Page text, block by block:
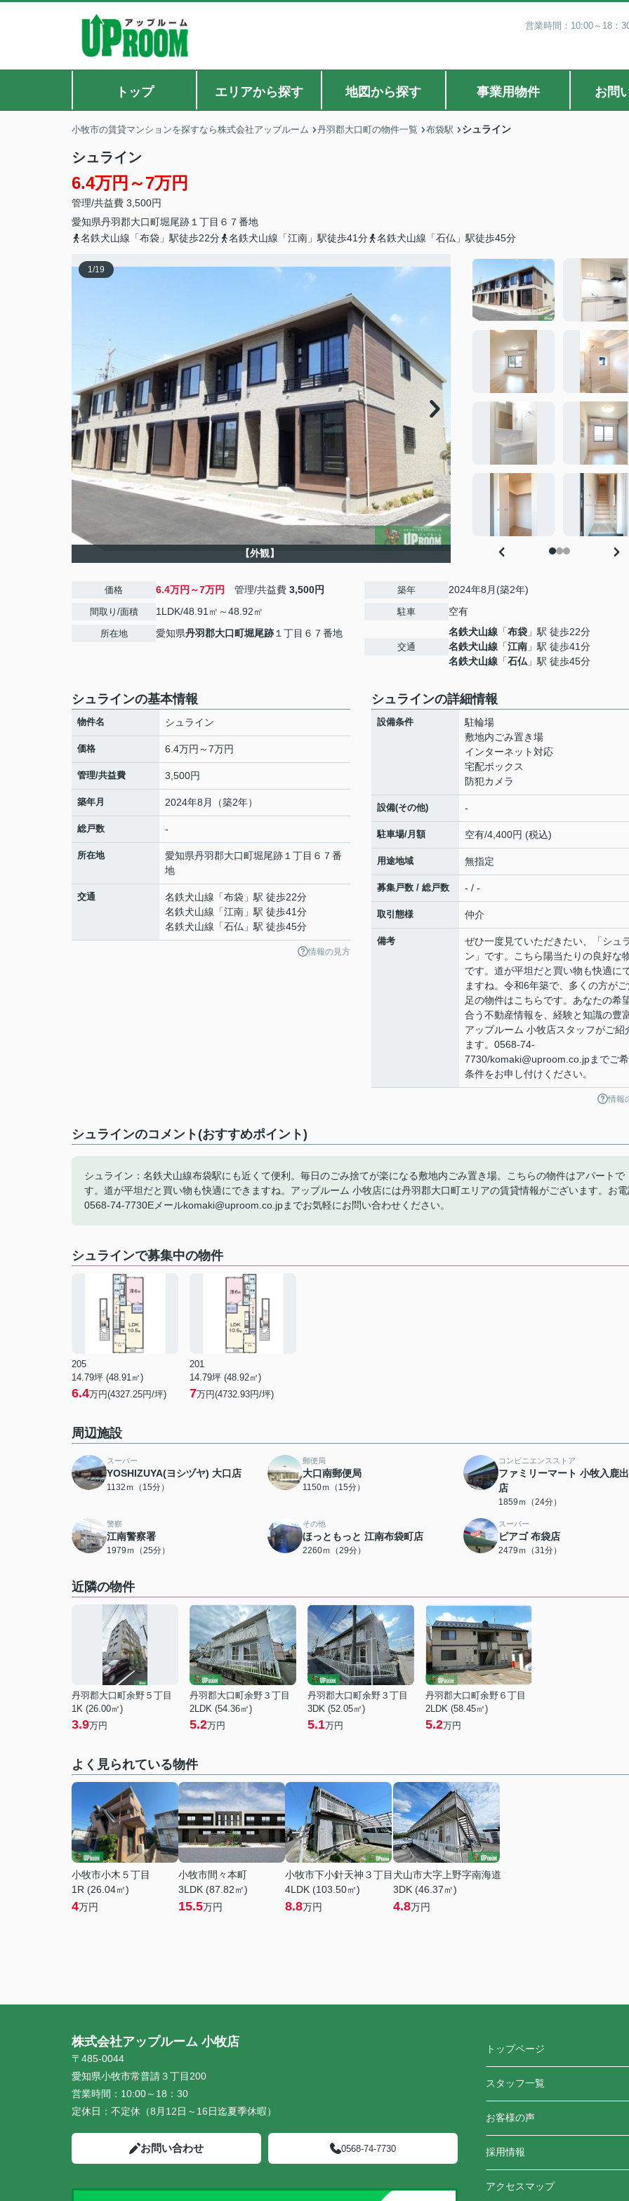
営業時間：10:00～18：
トップ エリアから探す 地図から探す 事業用物件 お問
小牧市の賃貸マンションを探すなら株式会社アップルーム 丹羽郡大口町の物件一覧 布袋駅 シュライン
シュライン
6.4万円～7万円
管理/共益費 3,500円
愛知県丹羽郡大口町堀尾跡 １丁目６７番地
名鉄犬山線「布袋」駅徒歩22分
名鉄犬山線「江南」駅徒歩41分 名鉄犬山線「石仏」駅徒歩45分
1/19
【外観】
価格 6.4万円～7万円 管理/共益費 3,500円
間取り/面積 1LDK/48.91㎡～48.92㎡
所在地 愛知県丹羽郡大口町堀尾跡 １丁目６７番地
築年 2024年8月(築2年)
駐車 空有
交通
名鉄犬山線 「布袋 」駅 徒歩22分
名鉄犬山線 「江南 」駅 徒歩41分
名鉄犬山線 「石仏 」駅 徒歩45分
シュラインの基本情報
物件名 シュライン
価格 6.4万円～7万円
管理/共益費 3,500円
築年月 2024年8月（築2年）
総戸数 -
所在地 愛知県丹羽郡大口町堀尾跡 １丁目６７番
地
交通 名鉄犬山線 「布袋 」駅 徒歩22分
名鉄犬山線 「江南 」駅 徒歩41分
名鉄犬山線 「石仏 」駅 徒歩45分
情報の見方
シュラインの詳細情報
設備条件
駐輪場
敷地内ごみ置き場
インターネット対応
宅配ボックス
防犯カメラ
設備(その他) -
駐車場/月額 空有/4,400円 (税込)
用途地域 無指定
募集戸数 / 総戸数 - / -
取引態様 仲介
備考
ぜひ一度見ていただきたい、「シュ
ン」です。こちら陽当たりの良好な
です。道が平坦だと買い物も快適に
ますね。令和6年築で、多くの方が
足の物件はこちらです。あなたの希
合う不動産情報を、経験と知識の豊
アップルーム 小牧店スタッフがご紹
ます。0568-74-
7730/komaki@uproom.co.jpまでご
条件をお申し付けください。
情報
シュラインのコメント(おすすめポイント)
シュライン：名鉄犬山線布袋駅にも近くて便利。毎日のごみ捨てが楽になる敷地内ごみ置き場。こちらの物件はアパートで
す。道が平坦だと買い物も快適にできますね。アップルーム 小牧店には丹羽郡大口町エリアの賃貸情報がございます。お
0568-74-7730Eメールkomaki@uproom.co.jpまでお気軽にお問い合わせください。
シュラインで募集中の物件
205
14.79坪 (48.91㎡)
6.4万円(4327.25円/坪)
201
14.79坪 (48.92㎡)
7万円(4732.93円/坪)
周辺施設
スーパー
YOSHIZUYA(ヨシヅヤ) 大口店
1132ｍ（15分）
郵便局
大口南郵便局
1150ｍ（15分）
コンビニエンスストア
ファミリーマート 小牧入鹿
店
1859ｍ（24分）
警察
江南警察署
1979ｍ（25分）
その他
ほっともっと 江南布袋町店
2260ｍ（29分）
スーパー
ピアゴ 布袋店
2479ｍ（31分）
近隣の物件
丹羽郡大口町余野５丁目
1K (26.00㎡)
3.9万円
丹羽郡大口町余野３丁目
2LDK (54.36㎡)
5.2万円
丹羽郡大口町余野３丁目
3DK (52.05㎡)
5.1万円
丹羽郡大口町余野６丁目
2LDK (58.45㎡)
5.2万円
よく見られている物件
小牧市小木５丁目
1R (26.04㎡)
4万円
小牧市間々本町
3LDK (87.82㎡)
15.5万円
小牧市下小針天神３丁目
4LDK (103.50㎡)
8.8万円
犬山市大字上野字南海道
3DK (46.37㎡)
4.8万円
株式会社アップルーム 小牧店
〒485-0044
愛知県小牧市常普請３丁目200
営業時間： 10:00～18：30
定休日： 不定休（8月12日～16日迄夏季休暇）
お問い合わせ 0568-74-7730
トップページ
スタッフ一覧
お客様の声
採用情報
アクセスマップ